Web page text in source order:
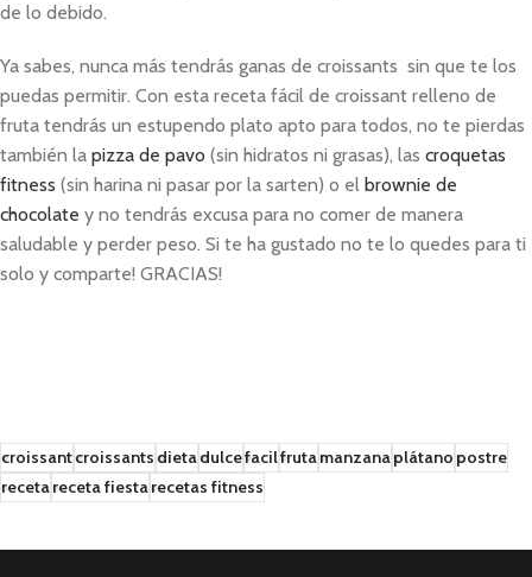
de lo debido.
Ya sabes, nunca más tendrás ganas de croissants sin que te los
puedas permitir. Con esta receta fácil de croissant relleno de
fruta tendrás un estupendo plato apto para todos, no te pierdas
también la pizza de pavo (sin hidratos ni grasas), las croquetas
fitness (sin harina ni pasar por la sarten) o el brownie de
chocolate y no tendrás excusa para no comer de manera
saludable y perder peso. Si te ha gustado no te lo quedes para ti
solo y comparte! GRACIAS!
croissantcroissantsdietadulcefacilfrutamanzanaplátanopostre
recetareceta fiestarecetas fitness